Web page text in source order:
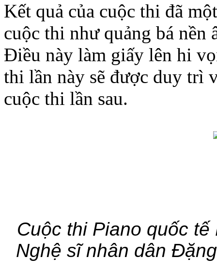
Kết quả của cuộc thi đã
cuộc thi như quảng bá nền
Điều này làm giấy lên hi
thi lần này sẽ được duy trì
cuộc thi lần sau.
Cuộc thi Piano quốc
Nghệ sĩ nhân dân